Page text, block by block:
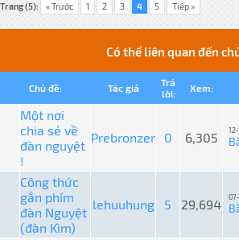
Trang (5): « Trước 1 2 3 4 5 Tiếp »
Có thể liên quan đến
Chủ đề: Tác giả
Trả
lời:
Xem:
Một nơi
chia sẻ về
đàn nguyệt
!
Prebronzer 0 6,305
Công thức
gắn phím
đàn Nguyệt
(đàn Kìm)
lehuuhung 5 29,694